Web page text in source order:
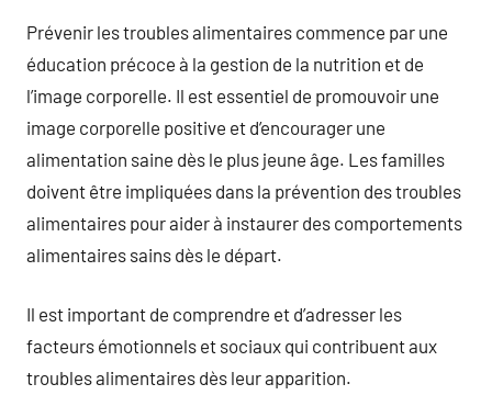
Prévenir les troubles alimentaires commence par une
éducation précoce à la gestion de la nutrition et de
l’image corporelle. Il est essentiel de promouvoir une
image corporelle positive et d’encourager une
alimentation saine dès le plus jeune âge. Les familles
doivent être impliquées dans la prévention des troubles
alimentaires pour aider à instaurer des comportements
alimentaires sains dès le départ.
Il est important de comprendre et d’adresser les
facteurs émotionnels et sociaux qui contribuent aux
troubles alimentaires dès leur apparition.